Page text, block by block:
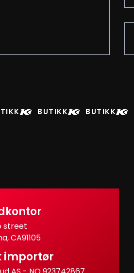
BUTIKK BUTIKK
street
CA91105
importør